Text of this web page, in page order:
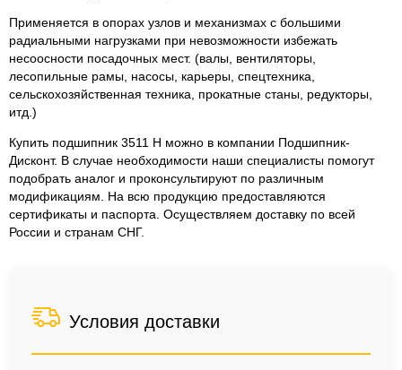
Применяется в опорах узлов и механизмах с большими
радиальными нагрузками при невозможности избежать
несоосности посадочных мест. (валы, вентиляторы,
лесопильные рамы, насосы, карьеры, спецтехника,
сельскохозяйственная техника, прокатные станы, редукторы,
итд.)
Купить подшипник 3511 Н можно в компании Подшипник-
Дисконт. В случае необходимости наши специалисты помогут
подобрать аналог и проконсультируют по различным
модификациям. На всю продукцию предоставляются
сертификаты и паспорта. Осуществляем доставку по всей
России и странам СНГ.
Условия доставки